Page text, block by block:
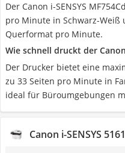
Der Canon i-SENSYS
pro Minute in Schwarz-Weiß
Querformat pro Minute.
Wie schnell druckt der
Der Drucker bietet eine
zu 33 Seiten pro Minute in
ideal für Büroumgebungen
Canon i-SENSYS